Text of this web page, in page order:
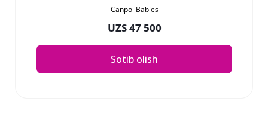
Canpol Babies
UZS 47 500
Sotib olish